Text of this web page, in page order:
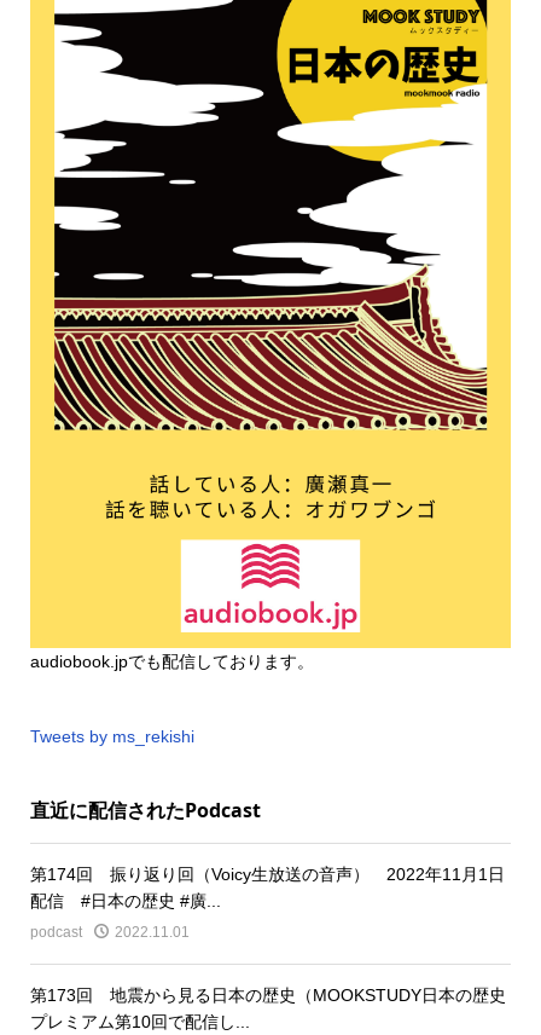
audiobook.jpでも配信しております。
Tweets by ms_rekishi
直近に配信されたPodcast
第174回 振り返り回（Voicy生放送の音声） 2022年11月1日
配信 #日本の歴史 #廣...
podcast 2022.11.01
第173回 地震から見る日本の歴史（MOOKSTUDY日本の歴史
プレミアム第10回で配信し...